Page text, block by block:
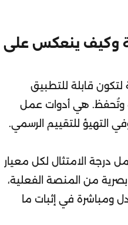
وكيف ينعكس على
قابلة للتطبيق
وتُحفظ. هي أدوات عمل
التهيؤ للتقييم الرسمي.
درجة الامتثال لكل معيار
من المنصة الفعلية،
ومباشرة في إثبات ما